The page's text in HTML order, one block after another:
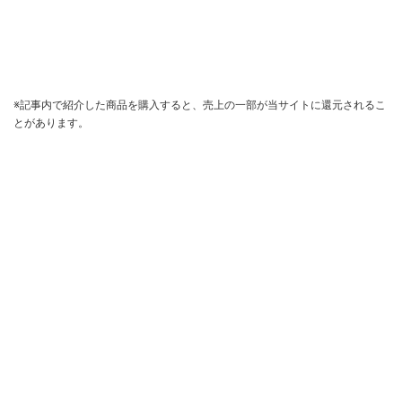
※記事内で紹介した商品を購入すると、売上の一部が当サイトに還元されるこ
とがあります。